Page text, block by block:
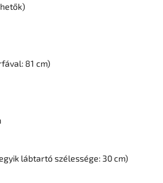
81 cm)
lábtartó szélessége: 30 cm)